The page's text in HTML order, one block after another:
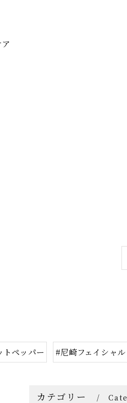
トペッパー #尼崎フェイシャル
カテゴリー